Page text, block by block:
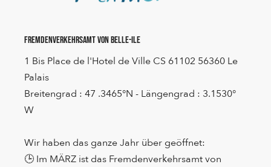
Fremdenverkehrsamt von Belle-Ile
1 Bis Place de l'Hotel de Ville CS 61102 56360 Le
Palais
Breitengrad : 47 .3465°N - Längengrad : 3.1530°
W
Wir haben das ganze Jahr über geöffnet:
🕒 Im MÄRZ ist das Fremdenverkehrsamt von